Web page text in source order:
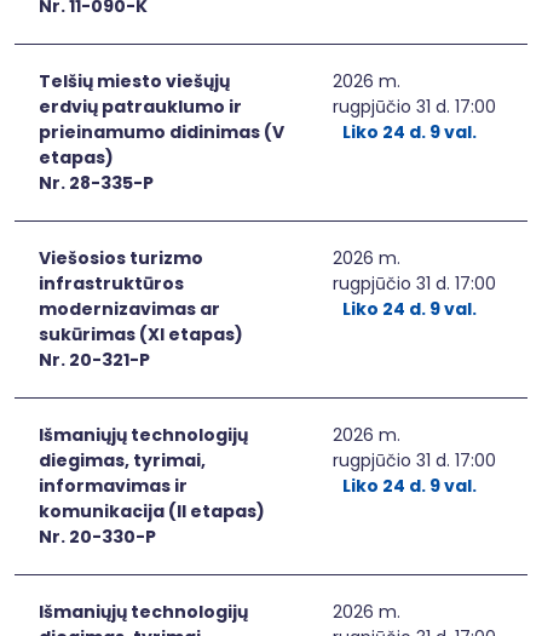
Nr. 11-090-K
Telšių miesto viešųjų
erdvių patrauklumo ir
prieinamumo didinimas (V
etapas)
Nr. 28-335-P
2026 m.
rugpjūčio 31 d. 17:00
Liko 24 d. 9 val.
Viešosios turizmo
infrastruktūros
modernizavimas ar
sukūrimas (XI etapas)
Nr. 20-321-P
2026 m.
rugpjūčio 31 d. 17:00
Liko 24 d. 9 val.
Išmaniųjų technologijų
diegimas, tyrimai,
informavimas ir
komunikacija (II etapas)
Nr. 20-330-P
2026 m.
rugpjūčio 31 d. 17:00
Liko 24 d. 9 val.
Išmaniųjų technologijų
2026 m.